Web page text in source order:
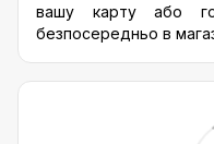
вашу карту або
безпосередньо в